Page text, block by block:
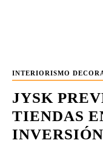
INTERIORISMO
JYSK
TIENDAS